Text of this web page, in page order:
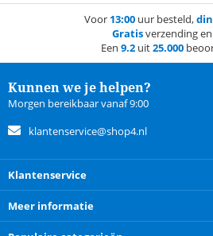
Voor 13:00 uur besteld,
Gratisverzending
Een 9.2 uit25.000
Kunnen we je helpen?
Morgen bereikbaar vanaf 9:00
klantenservice@shop4.nl
Klantenservice
Meer informatie